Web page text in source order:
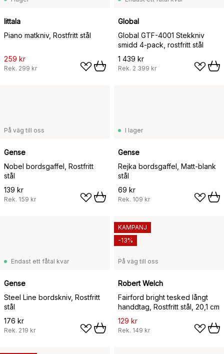
Iittala
Piano matkniv, Rostfritt stål
259 kr
Rek. 299 kr
Global
Global GTF-4001 Stekkniv
smidd 4-pack, rostfritt stål
1 439 kr
Rek. 2 399 kr
På väg till oss
Gense
Nobel bordsgaffel, Rostfritt
stål
139 kr
Rek. 159 kr
I lager
Gense
Rejka bordsgaffel, Matt-blank
stål
69 kr
Rek. 109 kr
Endast ett fåtal kvar
Gense
Steel Line bordskniv, Rostfritt
stål
176 kr
Rek. 219 kr
På väg till oss
Robert Welch
Fairford bright tesked långt
handdtag, Rostfritt stål, 20,1 cm
129 kr
Rek. 149 kr
KAMPANJ
-13%